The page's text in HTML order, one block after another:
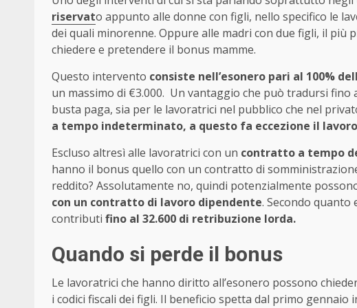
riservato appunto alle donne con figli, nello specifico le
dei quali minorenne. Oppure alle madri con due figli, il più
chiedere e pretendere il bonus mamme.
Questo intervento consiste nell’esonero pari al 100%
un massimo di €3.000. Un vantaggio che può tradursi fino
busta paga, sia per le lavoratrici nel pubblico che nel
a tempo indeterminato, a questo fa eccezione il
Escluso altresì alle lavoratrici con un contratto a tempo
hanno il bonus quello con un contratto di
reddito? Assolutamente no, quindi potenzialmente
con un contratto di lavoro dipendente. Secondo
contributi fino al 32.600 di retribuzione lorda.
Quando si perde il bonus
Le lavoratrici che hanno diritto all’esonero possono
i codici fiscali dei figli. Il beneficio spetta dal primo gennaio